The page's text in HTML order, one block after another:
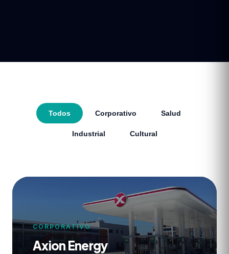
Todos Corporativo Salud
Industrial Cultural
CORPORATIVO
Axion Energy